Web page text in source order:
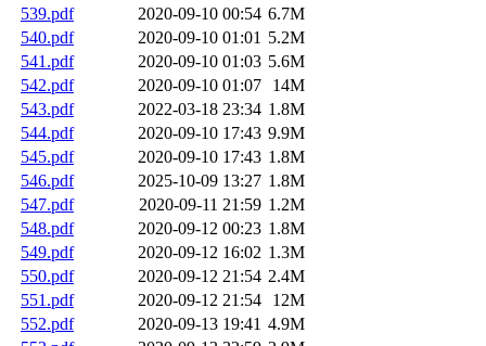
539.pdf
2020-09-10 00:54 6.7M
540.pdf
2020-09-10 01:01 5.2M
541.pdf
2020-09-10 01:03 5.6M
542.pdf
2020-09-10 01:07
14M
543.pdf
2022-03-18 23:34 1.8M
544.pdf
2020-09-10 17:43 9.9M
545.pdf
2020-09-10 17:43 1.8M
546.pdf
2025-10-09 13:27 1.8M
547.pdf
2020-09-11 21:59 1.2M
548.pdf
2020-09-12 00:23 1.8M
549.pdf
2020-09-12 16:02 1.3M
550.pdf
2020-09-12 21:54 2.4M
551.pdf
2020-09-12 21:54
12M
552.pdf
2020-09-13 19:41 4.9M